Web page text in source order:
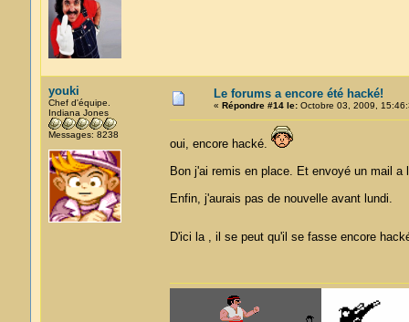
youki
Chef d'équipe.
Indiana Jones
Messages: 8238
Le forums a encore été hacké!
« Répondre #14 le:Octobre 03, 2009,
oui, encore hacké.
Bon j'ai remis en place. Et envoyé un mail a
Enfin, j'aurais pas de nouvelle avant lundi.
D'ici la , il se peut qu'il se fasse encore